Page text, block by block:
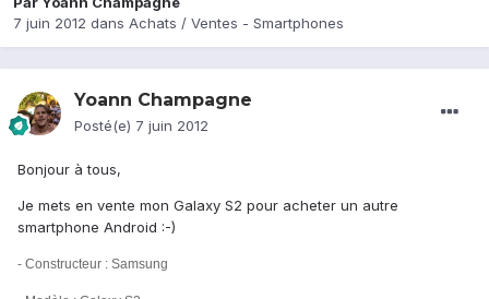
7 juin 2012 dans Achats / Ventes - Smartphones
Yoann Champagne
Posté(e) 7 juin 2012
Bonjour à tous,
Je mets en vente mon Galaxy S2 pour acheter un autre
smartphone Android :-)
- Constructeur : Samsung